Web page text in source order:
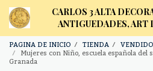
CARLOS 3 ALTA
ANTIGUEDADES, ART
PAGINA DE INICIO TIENDA VENDIDO
Mujeres con Niño, escuela española
Granada